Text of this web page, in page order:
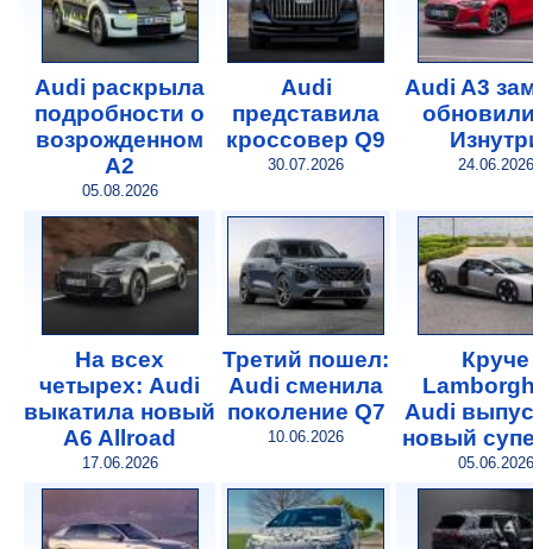
Audi раскрыла
подробности о
возрожденном
A2
05.08.2026
Audi
представила
кроссовер Q9
30.07.2026
Audi A3
24.06.2026
На всех
четырех: Audi
выкатила новый
A6 Allroad
17.06.2026
Третий пошел:
Audi сменила
поколение Q7
10.06.2026
Круче
Audi
новый
05.06.2026